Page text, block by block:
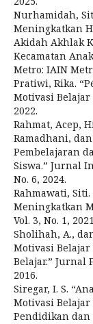
Nurhamidah,
Meningkatkan
Akidah Akhlak
Kecamatan
Metro: IAIN
Pratiwi, Rika.
Motivasi Belajar
2022.
Rahmat, Acep,
Ramadhani,
Pembelajaran
Siswa.” Jurnal
No. 6, 2024.
Rahmawati,
Meningkatkan
Vol. 3, No. 1,
Sholihah, A.,
Motivasi
Belajar.” Jurnal
2016.
Siregar, I. S.
Motivasi Belajar
Pendidikan dan